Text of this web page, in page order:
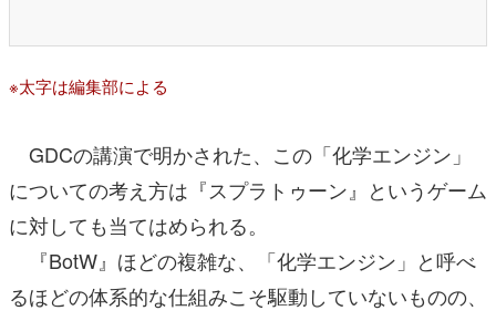
※太字は編集部による
GDCの講演で明かされた、この「化学エンジン」
についての考え方は『スプラトゥーン』というゲーム
に対しても当てはめられる。
『BotW』ほどの複雑な、「化学エンジン」と呼べ
るほどの体系的な仕組みこそ駆動していないものの、